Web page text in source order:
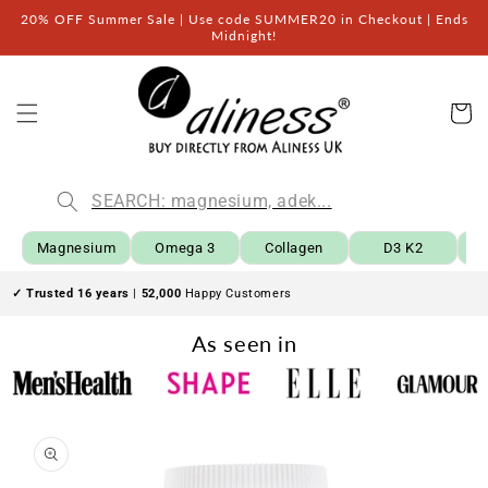
do
20% OFF Summer Sale | Use code SUMMER20 in Checkout | Ends
Midnight!
Magnesium Omega 3 Collagen D3 K2
✓ Trusted 16 years | 52,000 Happy Customers
As seen in
Pomiń,
do
informacji